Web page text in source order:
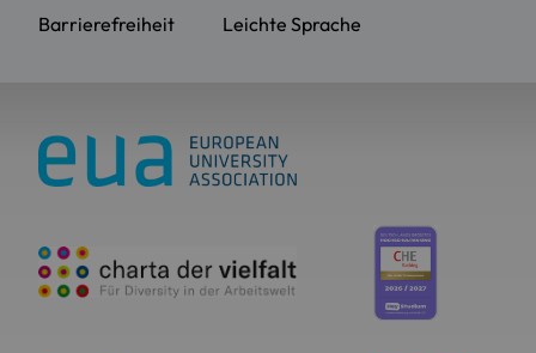
Barrierefreiheit Leichte Sprache